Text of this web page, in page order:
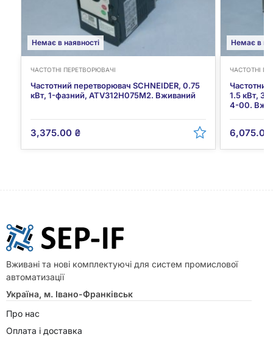
Немає в наявності
ЧАСТОТНІ ПЕРЕТВОРЮВАЧІ
Частотний перетворювач SCHNEIDER, 0.75
кВт, 1-фазний, ATV312H075M2. Вживаний
3,375.00 ₴
Немає в
ЧАСТОТНІ
Частотний
1.5 кВт, 3-
4-00.
Вживані та нові комплектуючі для систем промислової
автоматизації
Україна, м. Івано-Франківськ
Про нас
Оплата і доставка